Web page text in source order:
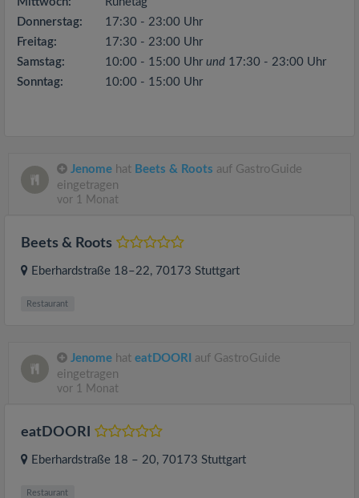
Donnerstag:
17:30 - 23:00 Uhr
Freitag:
17:30 - 23:00 Uhr
Samstag:
10:00 - 15:00 Uhr und 17:30 - 23:00 Uhr
Sonntag:
10:00 - 15:00 Uhr
Jenome hat Beets & Roots auf GastroGuide
eingetragen
vor 1 Monat
Beets & Roots
Eberhardstraße 18–22, 70173 Stuttgart
Restaurant
Jenome hat eatDOORI auf GastroGuide
eingetragen
vor 1 Monat
eatDOORI
Eberhardstraße 18 – 20, 70173 Stuttgart
Restaurant